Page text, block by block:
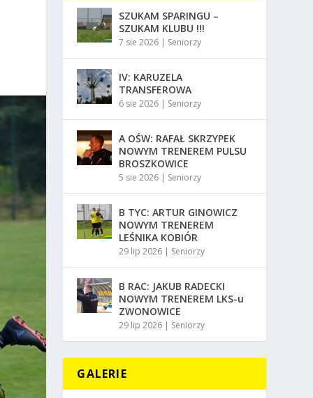
SZUKAM SPARINGU –
SZUKAM KLUBU !!!
7 sie 2026 | Seniorzy
IV: KARUZELA
TRANSFEROWA
6 sie 2026 | Seniorzy
A OŚW: RAFAŁ SKRZYPEK
NOWYM TRENEREM PULSU
BROSZKOWICE
5 sie 2026 | Seniorzy
B TYC: ARTUR GINOWICZ
NOWYM TRENEREM
LEŚNIKA KOBIÓR
29 lip 2026 | Seniorzy
B RAC: JAKUB RADECKI
NOWYM TRENEREM LKS-u
ZWONOWICE
29 lip 2026 | Seniorzy
GALERIE